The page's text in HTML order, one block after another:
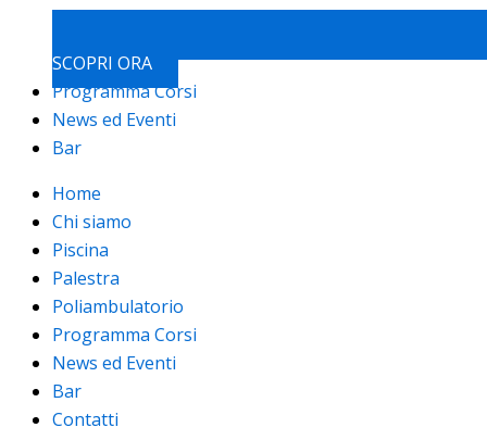
SCOPRI ORA
Programma Corsi
News ed Eventi
Bar
Home
Chi siamo
Piscina
Palestra
Poliambulatorio
Programma Corsi
News ed Eventi
Bar
Contatti